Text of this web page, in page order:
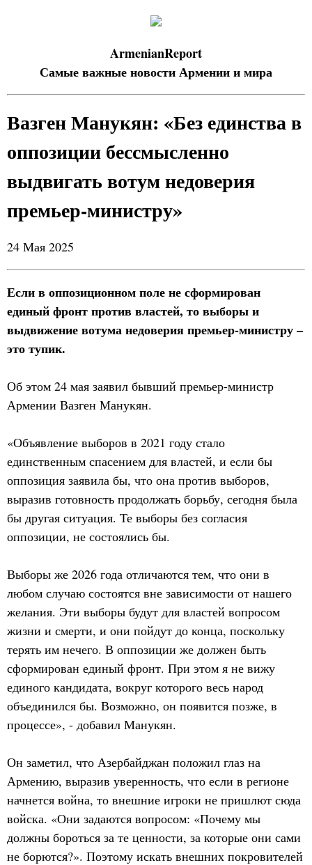
ArmenianReport
Самые важные новости Армении и мира
Вазген Манукян: «Без единства в
оппозиции бессмысленно
выдвигать вотум недоверия
премьер-министру»
24 Мая 2025
Если в оппозиционном поле не сформирован
единый фронт против властей, то выборы и
выдвижение вотума недоверия премьер-министру –
это тупик.
Об этом 24 мая заявил бывший премьер-министр
Армении Вазген Манукян.
«Объявление выборов в 2021 году стало
единственным спасением для властей, и если бы
оппозиция заявила бы, что она против выборов,
выразив готовность продолжать борьбу, сегодня была
бы другая ситуация. Те выборы без согласия
оппозиции, не состоялись бы.
Выборы же 2026 года отличаются тем, что они в
любом случаю состоятся вне зависимости от нашего
желания. Эти выборы будут для властей вопросом
жизни и смерти, и они пойдут до конца, поскольку
терять им нечего. В оппозиции же должен быть
сформирован единый фронт. При этом я не вижу
единого кандидата, вокруг которого весь народ
объединился бы. Возможно, он появится позже, в
процессе», - добавил Манукян.
Он заметил, что Азербайджан положил глаз на
Армению, выразив уверенность, что если в регионе
начнется война, то внешние игроки не пришлют сюда
войска. «Они задаются вопросом: «Почему мы
должны бороться за те ценности, за которые они сами
не борются?». Поэтому искать внешних покровителей